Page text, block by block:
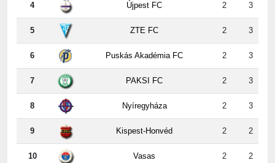
5 ZTE FC 2 3
6 Puskás Akadémia FC 2 3
7 PAKSI FC 2 3
8 Nyíregyháza 2 3
9 Kispest-Honvéd 2 2
10 Vasas 2 2
11 Ferencvárosi TC 2 1